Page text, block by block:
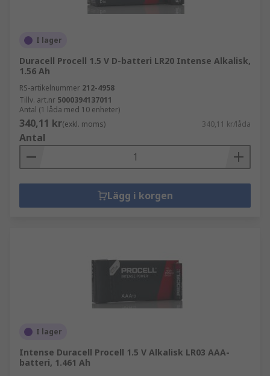
I lager
Duracell Procell 1.5 V D-batteri LR20 Intense Alkalisk,
1.56 Ah
RS-artikelnummer 212-4958
Tillv. art.nr 5000394137011
Antal (1 låda med 10 enheter)
340,11 kr(exkl. moms) 340,11 kr/låda
Antal
Lägg i korgen
I lager
Intense Duracell Procell 1.5 V Alkalisk LR03 AAA-
batteri, 1.461 Ah